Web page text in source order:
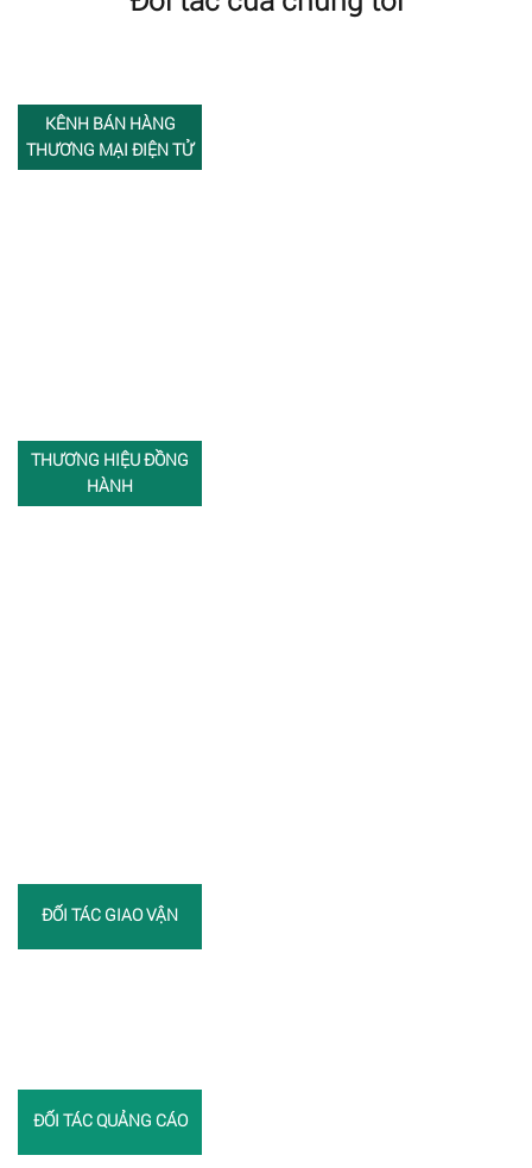
KÊNH BÁN HÀNG
THƯƠNG MẠI ĐIỆN TỬ
THƯƠNG HIỆU ĐỒNG
HÀNH
ĐỐI TÁC GIAO VẬN
ĐỐI TÁC QUẢNG CÁO